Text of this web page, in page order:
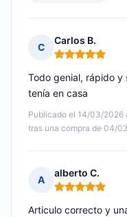
C
Carlos B.
Nota: 5 de 5
Publicado el 14/03/2026
tras una compra de 04/
Todo genial, rápido y
tenía en casa
A
alberto C.
Nota: 5 de 5
Articulo correcto y